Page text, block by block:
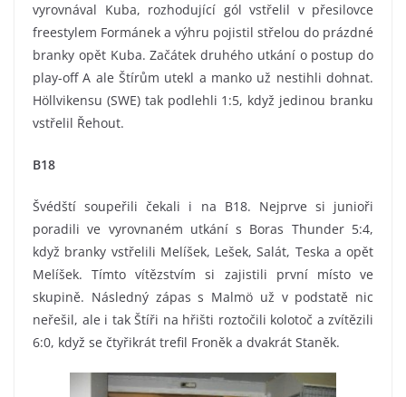
vyrovnával Kuba, rozhodující gól vstřelil v přesilovce
freestylem Formánek a výhru pojistil střelou do prázdné
branky opět Kuba. Začátek druhého utkání o postup do
play-off A ale Štírům utekl a manko už nestihli dohnat.
Höllvikensu (SWE) tak podlehli 1:5, když jedinou branku
vstřelil Řehout.
B18
Švédští soupeřili čekali i na B18. Nejprve si junioři
poradili ve vyrovnaném utkání s Boras Thunder 5:4,
když branky vstřelili Melíšek, Lešek, Salát, Teska a opět
Melíšek. Tímto vítězstvím si zajistili první místo ve
skupině. Následný zápas s Malmö už v podstatě nic
neřešil, ale i tak Štíři na hřišti roztočili kolotoč a zvítězili
6:0, když se čtyřikrát trefil Froněk a dvakrát Staněk.